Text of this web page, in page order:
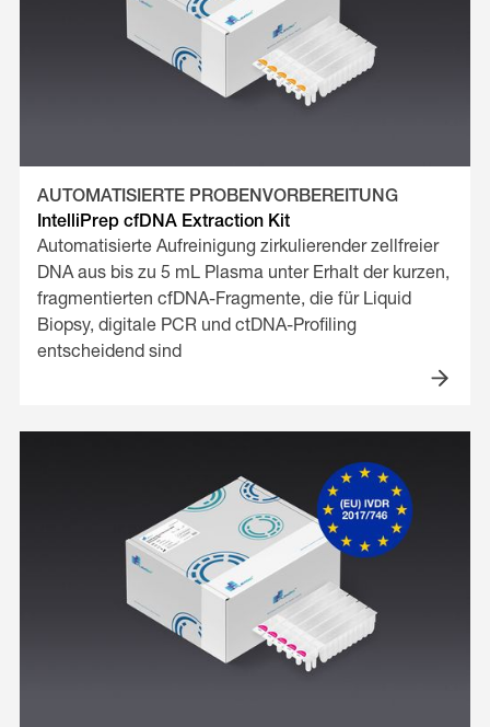
AUTOMATISIERTE PROBENVORBEREITUNG
IntelliPrep cfDNA Extraction Kit
Automatisierte Aufreinigung zirkulierender zellfreier
DNA aus bis zu 5 mL Plasma unter Erhalt der kurzen,
fragmentierten cfDNA-Fragmente, die für Liquid
Biopsy, digitale PCR und ctDNA-Profiling
entscheidend sind